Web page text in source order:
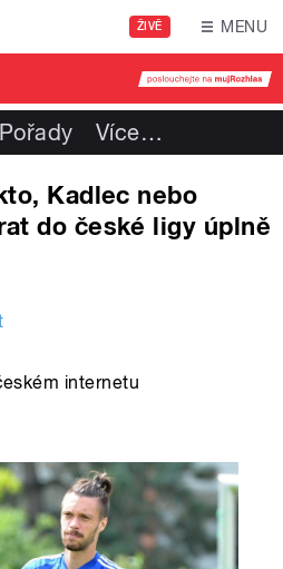
ŽIVĚ MENU
Pořady Více…
Kadlec nebo
do české ligy úplně
internetu